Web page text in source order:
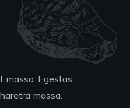
massa. Egestas
massa.